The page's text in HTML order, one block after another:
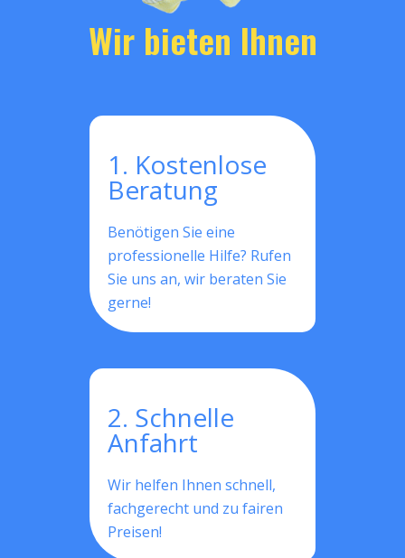
Wir bieten Ihnen
1. Kostenlose
Beratung
Benötigen Sie eine
professionelle Hilfe? Rufen
Sie uns an, wir beraten Sie
gerne!
2. Schnelle
Anfahrt
Wir helfen Ihnen schnell,
fachgerecht und zu fairen
Preisen!